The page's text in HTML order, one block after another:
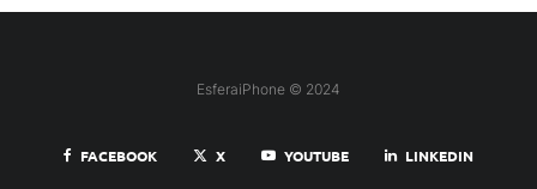
EsferaiPhone © 2024
FACEBOOK X YOUTUBE LINKEDIN